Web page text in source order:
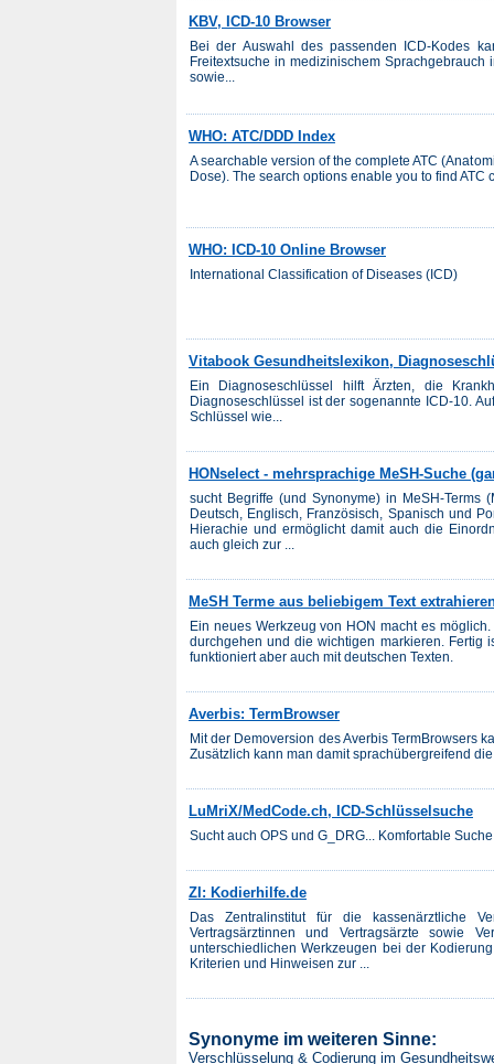
KBV, ICD-10 Browser
Bei der Auswahl des passenden ICD-Kodes
Freitextsuche in medizinischem
sowie...
WHO: ATC/DDD Index
A searchable version of the complete ATC
Dose). The search options enable you to find
WHO: ICD-10 Online Browser
International Classification of Diseases (ICD)
Vitabook Gesundheitslexikon,
Ein Diagnoseschlüssel hilft Ärzten, die
Diagnoseschlüssel ist der sogenannte ICD-10.
Schlüssel wie...
HONselect - mehrsprachige MeSH-Suche
sucht Begriffe (und Synonyme) in MeSH-
Deutsch, Englisch, Französisch, Spanisch und
Hierachie und ermöglicht damit auch die
auch gleich zur ...
MeSH Terme aus beliebigem Text
Ein neues Werkzeug von HON macht es
durchgehen und die wichtigen markieren. Fertig
funktioniert aber auch mit deutschen Texten.
Averbis: TermBrowser
Mit der Demoversion des Averbis TermBrowsers
Zusätzlich kann man damit sprachübergreifend
LuMriX/MedCode.ch, ICD-Schlüsselsuche
Sucht auch OPS und G_DRG... Komfortable
ZI: Kodierhilfe.de
Das Zentralinstitut für die kassenärztliche
Vertragsärztinnen und Vertragsärzte sowie
unterschiedlichen Werkzeugen bei der
Kriterien und Hinweisen zur ...
Synonyme im weiteren Sinne:
Verschlüsselung & Codierung im